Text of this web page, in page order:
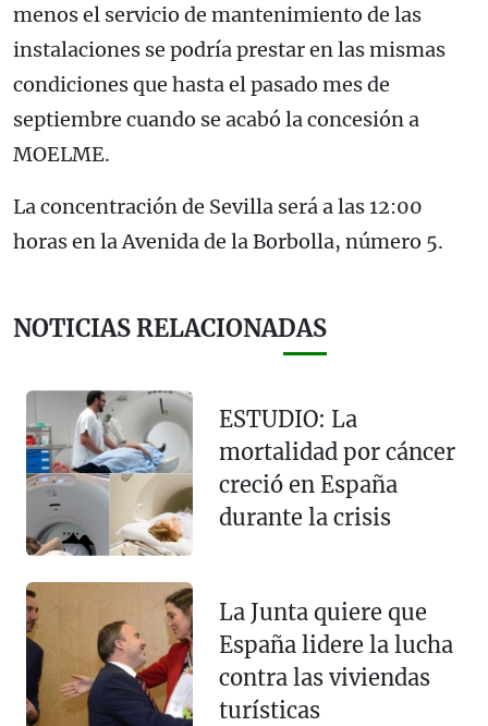
menos el servicio de mantenimiento de las
instalaciones se podría prestar en las mismas
condiciones que hasta el pasado mes de
septiembre cuando se acabó la concesión a
MOELME.
La concentración de Sevilla será a las 12:00
horas en la Avenida de la Borbolla, número 5.
NOTICIAS RELACIONADAS
ESTUDIO: La
mortalidad por cáncer
creció en España
durante la crisis
La Junta quiere que
España lidere la lucha
contra las viviendas
turísticas